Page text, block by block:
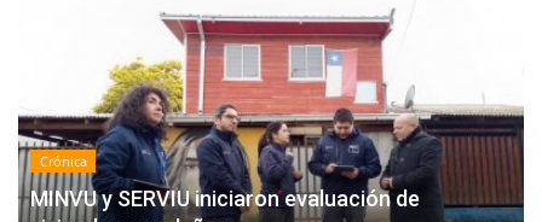
Crónica
MINVU y SERVIU iniciaron evaluación de